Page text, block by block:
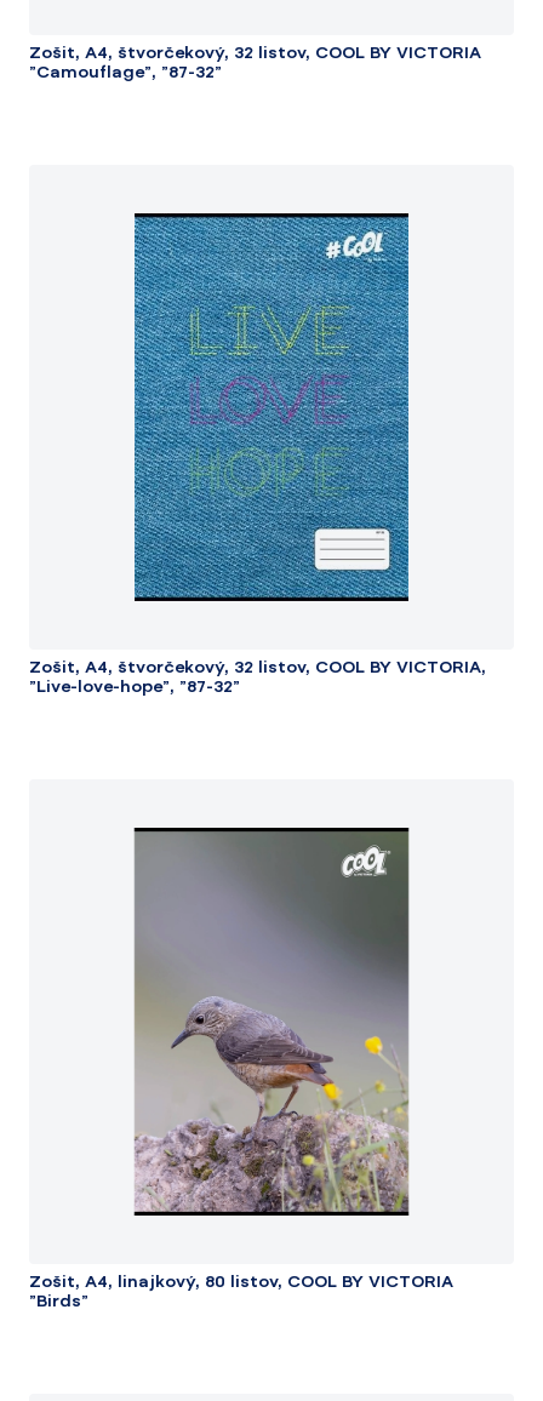
Zošit, A4, štvorčekový, 32 listov, COOL BY VICTORIA
"Camouflage", "87-32"
Zošit, A4, štvorčekový, 32 listov, COOL BY VICTORIA,
"Live-love-hope", "87-32"
Zošit, A4, linajkový, 80 listov, COOL BY VICTORIA
"Birds"